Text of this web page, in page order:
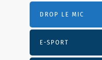
DROP LE MIC
E-SPORT